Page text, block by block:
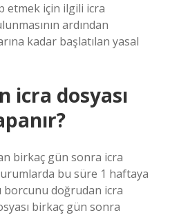
etmek için ilgili icra
ardından
kadar başlatılan yasal
icra dosyası
birkaç gün sonra icra
bu süre 1 haftaya
doğrudan icra
birkaç gün sonra